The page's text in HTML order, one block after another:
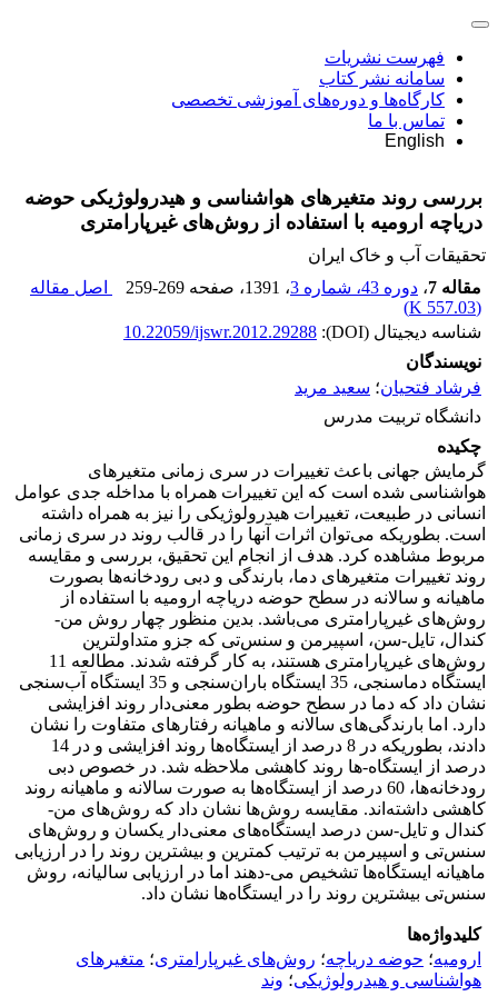
فهرست نشریات
سامانه نشر کتاب
کارگاه‌ها و دوره‌های آموزشی تخصصی
تماس با ما
English
بررسی روند متغیرهای هواشناسی و هیدرولوژیکی حوضه
دریاچه ارومیه با استفاده از روش‌های غیرپارامتری
تحقیقات آب و خاک ایران
مقاله 7
، دوره 43، شماره 3 ، 1391 ، صفحه 259-269
اصل مقاله
(
557.03 K
)
شناسه دیجیتال (DOI):
10.22059/ijswr.2012.29288
نویسندگان
فرشاد فتحیان؛ سعید مرید
دانشگاه تربیت مدرس
چکیده
گرمایش جهانی باعث تغییرات در سری زمانی متغیرهای
هواشناسی شده است که این تغییرات همراه با مداخله جدی عوامل
انسانی در طبیعت، تغییرات هیدرولوژیکی را نیز به همراه داشته
است. بطوریکه می‌توان اثرات آنها را در قالب روند در سری زمانی
مربوط مشاهده کرد. هدف از انجام این تحقیق، بررسی و مقایسه
روند تغییرات متغیرهای دما، بارندگی و دبی رودخانه‌ها بصورت
ماهیانه و سالانه در سطح حوضه دریاچه ارومیه با استفاده از
روش‌های غیرپارامتری می‌باشد. بدین منظور چهار روش من-
کندال، تایل-سن، اسپیرمن و سنس‌تی که جزو متداولترین
روش‌های غیرپارامتری هستند، به کار گرفته شدند. مطالعه 11
ایستگاه دما‌سنجی، 35 ایستگاه‌ باران‌سنجی و 35 ایستگاه آب‌سنجی
نشان داد که دما در سطح حوضه بطور معنی‌دار روند افزایشی
دارد. اما بارندگی‌های سالانه و ماهیانه رفتارهای متفاوت را نشان
دادند، بطوریکه در 8 درصد از ایستگاه‌ها روند افزایشی و در 14
درصد از ایستگاه-ها روند کاهشی ملاحظه شد. در خصوص دبی
رودخانه‌ها، 60 درصد از ایستگاه‌ها به صورت سالانه و ماهیانه روند
کاهشی داشته‌اند. مقایسه روش‌ها نشان داد که روش‌های من-
کندال و تایل-سن درصد ایستگاه‌های معنی‌دار یکسان و روش‌های
سنس‌تی و اسپیرمن به ترتیب کمترین و بیشترین روند را در ارزیابی
ماهیانه ایستگاه‌ها تشخیص می-دهند اما در ارزیابی سالیانه، روش‌
سنس‌تی بیشترین روند را در ایستگاه‌ها نشان داد.
کلیدواژه‌ها
ارومیه؛ حوضه دریاچه؛ روش‌های غیرپارامتری؛ متغیرهای
هواشناسی و هیدرولوژیکی؛ وند